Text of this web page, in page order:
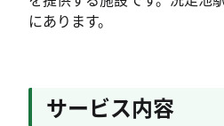
にあります。
サービス内容